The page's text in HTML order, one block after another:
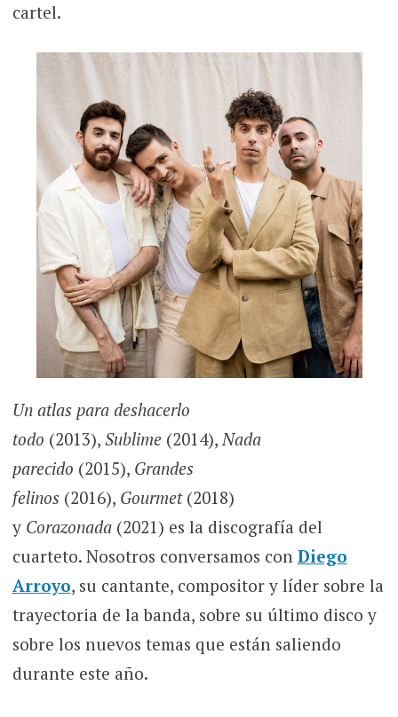
cartel.
Un atlas para deshacerlo
todo (2013), Sublime(2014), Nada
parecido (2015), Grandes
felinos(2016), Gourmet(2018)
y Corazonada(2021) es la discografía del
cuarteto. Nosotros conversamos con Diego
Arroyo, su cantante, compositor y líder sobre la
trayectoria de la banda, sobre su último disco y
sobre los nuevos temas que están saliendo
durante este año.